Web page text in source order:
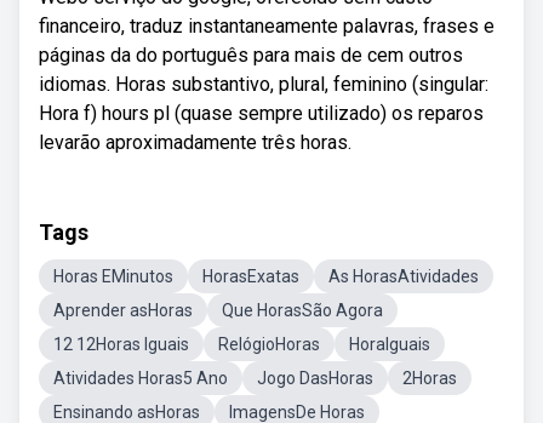
financeiro, traduz instantaneamente palavras, frases e
páginas da do português para mais de cem outros
idiomas. Horas substantivo, plural, feminino (singular:
Hora f) hours pl (quase sempre utilizado) os reparos
levarão aproximadamente três horas.
Tags
Horas EMinutos HorasExatas
As HorasAtividades
Aprender asHoras
Que HorasSão Agora
12 12Horas Iguais
RelógioHoras
HoraIguais
Atividades Horas5 Ano
Jogo DasHoras
2Horas
Ensinando asHoras
ImagensDe Horas